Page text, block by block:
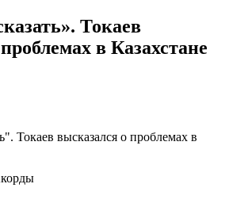
Токаев
в Казахстане